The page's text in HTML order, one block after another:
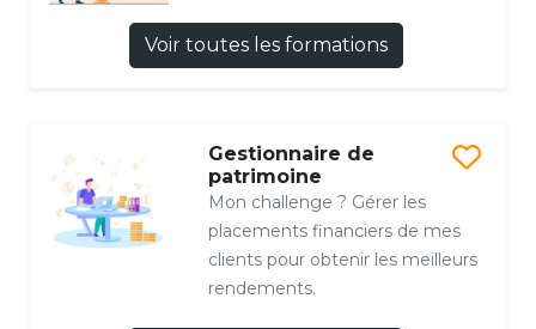
Voir toutes les formations
Gestionnaire de
patrimoine
Mon challenge ? Gérer les
placements financiers de mes
clients pour obtenir les meilleurs
rendements.